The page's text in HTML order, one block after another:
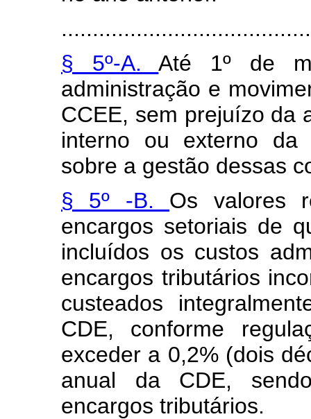
§ 5º-A.Até 1º de
administração e
CCEE, sem prejuízo da
interno ou externo da
sobre a gestão dessas
§ 5º -B. Os valores
encargos setoriais de
incluídos os custos
encargos tributários
custeados
CDE, conforme
exceder a 0,2% (dois
anual da CDE,
encargos tributários.